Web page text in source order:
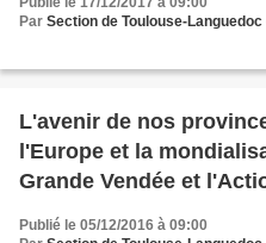
Par Section de Toulouse-
L'avenir de nos
l'Europe et la
Grande Vendée et
Publié le 05/12/2016 à 09:00